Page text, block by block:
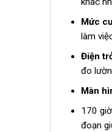
Mức
làm
Điện
đo
Màn
170
đoạn